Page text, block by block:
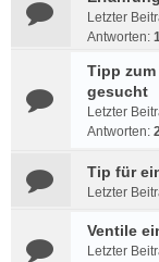
Letzter
Antworten:
Tipp
gesucht
Letzter
Antworten:
Tip für
Letzter
Ventile
Letzter